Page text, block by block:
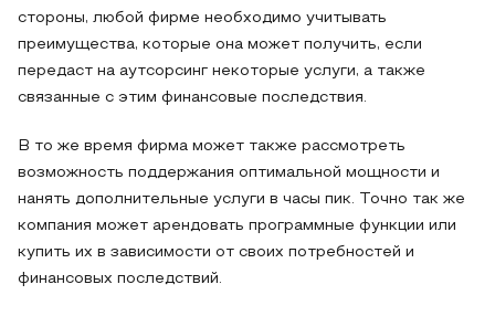
стороны, любой фирме необходимо учитывать
преимущества, которые она может получить, если
передаст на аутсорсинг некоторые услуги, а также
связанные с этим финансовые последствия.
В то же время фирма может также рассмотреть
возможность поддержания оптимальной мощности и
нанять дополнительные услуги в часы пик. Точно так же
компания может арендовать программные функции или
купить их в зависимости от своих потребностей и
финансовых последствий.